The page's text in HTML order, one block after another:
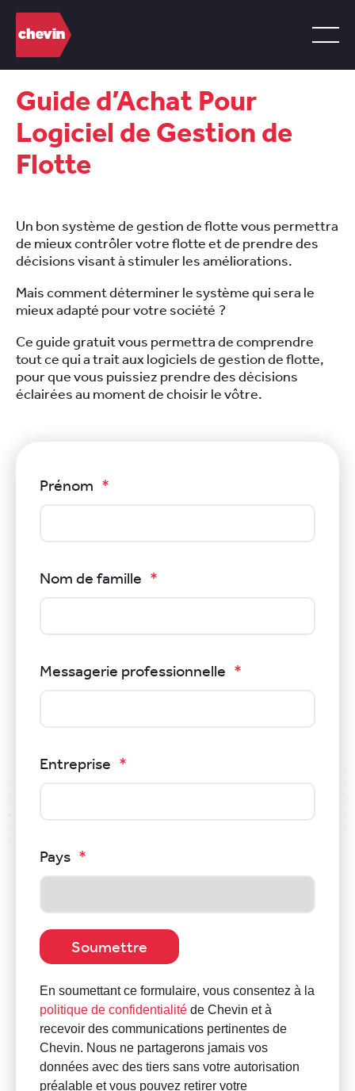
Guide d’Achat Pour
Logiciel de Gestion de
Flotte
Un bon système de gestion de flotte vous permettra
de mieux contrôler votre flotte et de prendre des
décisions visant à stimuler les améliorations.
Mais comment déterminer le système qui sera le
mieux adapté pour votre société ?
Ce guide gratuit vous permettra de comprendre
tout ce qui a trait aux logiciels de gestion de flotte,
pour que vous puissiez prendre des décisions
éclairées au moment de choisir le vôtre.